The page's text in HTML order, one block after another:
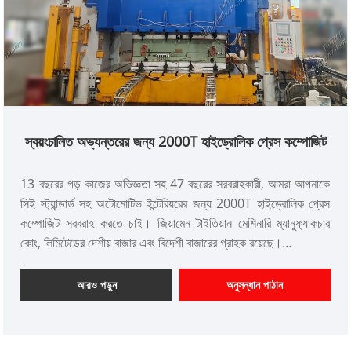
স্বয়ংচালিত অভ্যন্তরের জন্য 2000T হাইড্রোলিক প্রেস কম্পোজিট
13 বছরের গড় কাজের অভিজ্ঞতা সহ 47 বছরের সরবরাহকারী, আমরা আপনাকে
সিই স্ট্যান্ডার্ড সহ অটোমোটিভ ইন্টেরিয়রের জন্য 2000T হাইড্রোলিক প্রেস
কম্পোজিট সরবরাহ করতে চাই। জিয়ামেন টাইতিয়ান মেশিনারি ম্যানুফ্যাকচার
কোং, লিমিটেডের দেশীয় বাজার এবং বিদেশী বাজারের গ্রাহক রয়েছে।
পেমেন্ট: T/T, L/C
পণ্যের উত্স: চীন
আরও পড়ুন অনুসন্ধান পাঠান